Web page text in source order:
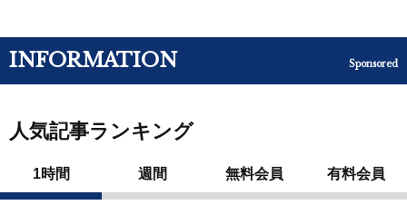
INFORMATION Sponsored
人気記事ランキング
1時間 週間 無料会員 有料会員